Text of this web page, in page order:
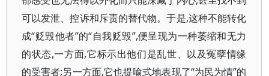
可以发泄、控诉和斥责的替代物。于是,这种不能转化
成“贬毁他者”的“自我贬毁”,便呈现为一种萎缩和无力
的状态,一方面,它标示出他们是乱世、以及冤孽情缘
的受害者;另一方面,它也提喻式地表现了“为民为情”的